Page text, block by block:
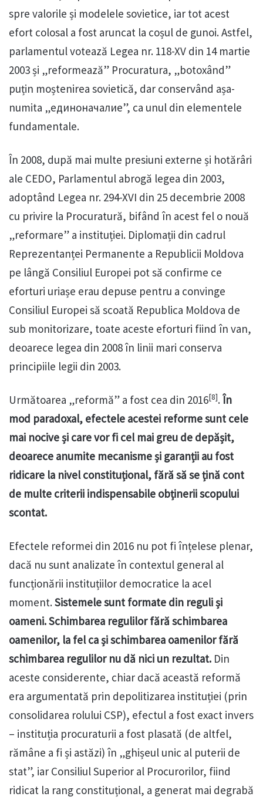
spre valorile și modelele sovietice, iar tot acest
efort colosal a fost aruncat la coșul de gunoi. Astfel,
parlamentul votează Legea nr. 118-XV din 14 martie
2003 și „reformează” Procuratura, „botoxând”
puțin moștenirea sovietică, dar conservând așa-
numita „единоначалие”, ca unul din elementele
fundamentale.
În 2008, după mai multe presiuni externe și hotărâri
ale CEDO, Parlamentul abrogă legea din 2003,
adoptând Legea nr. 294-XVI din 25 decembrie 2008
cu privire la Procuratură, bifând în acest fel o nouă
„reformare” a instituției. Diplomații din cadrul
Reprezentanței Permanente a Republicii Moldova
pe lângă Consiliul Europei pot să confirme ce
eforturi uriașe erau depuse pentru a convinge
Consiliul Europei să scoată Republica Moldova de
sub monitorizare, toate aceste eforturi fiind în van,
deoarece legea din 2008 în linii mari conserva
principiile legii din 2003.
Următoarea „reformă” a fost cea din 2016[8].În
mod paradoxal, efectele acestei reforme sunt cele
mai nocive și care vor fi cel mai greu de depășit,
deoarece anumite mecanisme și garanții au fost
ridicare la nivel constituțional, fără să se țină cont
de multe criterii indispensabile obținerii scopului
scontat.
Efectele reformei din 2016 nu pot fi înțelese plenar,
dacă nu sunt analizate în contextul general al
funcționării instituțiilor democratice la acel
moment.Sistemele sunt formate din reguli și
oameni. Schimbarea regulilor fără schimbarea
oamenilor, la fel ca și schimbarea oamenilor fără
schimbarea regulilor nu dă nici un rezultat. Din
aceste considerente, chiar dacă această reformă
era argumentată prin depolitizarea instituției (prin
consolidarea rolului CSP), efectul a fost exact invers
– instituția procuraturii a fost plasată (de altfel,
rămâne a fi și astăzi) în „ghișeul unic al puterii de
stat”, iar Consiliul Superior al Procurorilor, fiind
ridicat la rang constituțional, a generat mai degrabă